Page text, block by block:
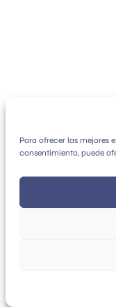
Para ofrecer las mejores
consentimiento, puede